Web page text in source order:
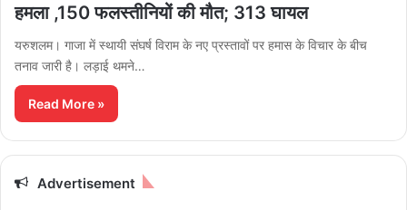
हमला ,150 फलस्तीनियों की मौत; 313 घायल
यरुशलम। गाजा में स्थायी संघर्ष विराम के नए प्रस्तावों पर हमास के विचार के बीच
तनाव जारी है। लड़ाई थमने…
Read More »
Advertisement